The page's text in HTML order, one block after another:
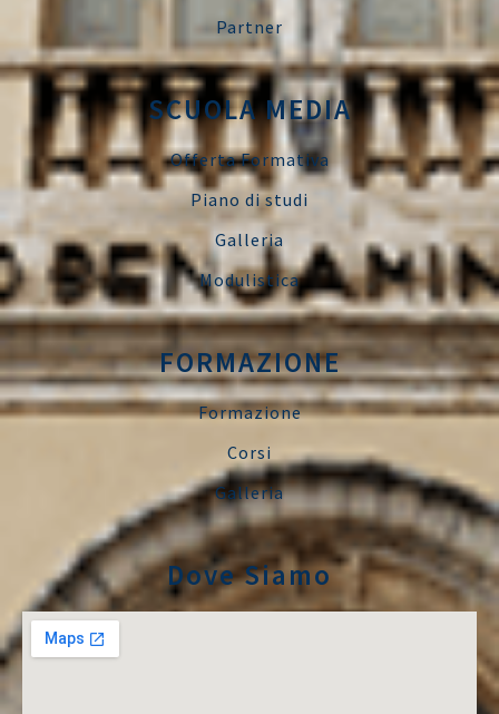
Partner
SCUOLA MEDIA
Offerta Formativa
Piano di studi
Galleria
Modulistica
FORMAZIONE
Formazione
Corsi
Galleria
Dove Siamo